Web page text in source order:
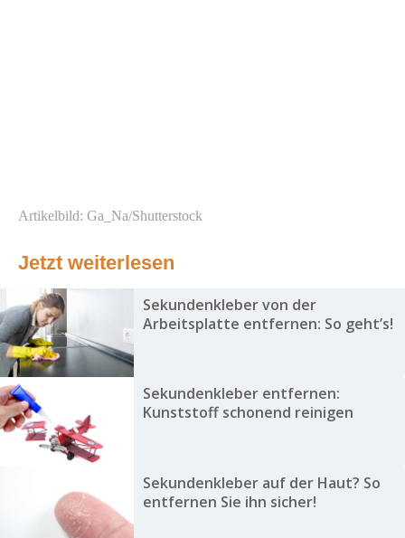
Artikelbild: Ga_Na/Shutterstock
Jetzt weiterlesen
Sekundenkleber von der
Arbeitsplatte entfernen: So geht’s!
Sekundenkleber entfernen:
Kunststoff schonend reinigen
Sekundenkleber auf der Haut? So
entfernen Sie ihn sicher!